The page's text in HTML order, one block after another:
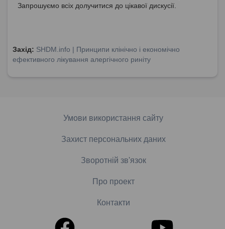
Запрошуємо всіх долучитися до цікавої дискусії.
Захід: SHDM.info | Принципи клінічно і економічно
ефективного лікування алергічного риніту
Умови використання сайту
Захист персональних даних
Зворотній зв'язок
Про проект
Контакти